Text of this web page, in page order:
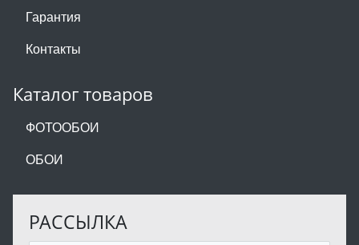
Гарантия
Контакты
Каталог товаров
ФОТООБОИ
ОБОИ
РАССЫЛКА